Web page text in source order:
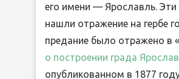
его имени — Ярославль.
нашли отражение на гербе
предание было отражено в «
о построении града
опубликованном в 1877